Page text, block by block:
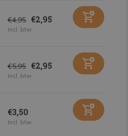
€4,95 €2,95
Incl. btw
€5,95 €2,95
Incl. btw
€3,50
Incl. btw